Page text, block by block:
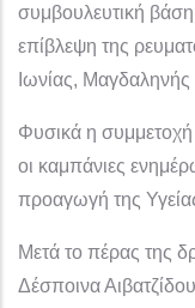
συμβουλευτική
επίβλεψη της
Ιωνίας, Μαγδαληνής
Φυσικά η
οι καμπάνιες
προαγωγή της
Μετά το πέρας της
Δέσποινα